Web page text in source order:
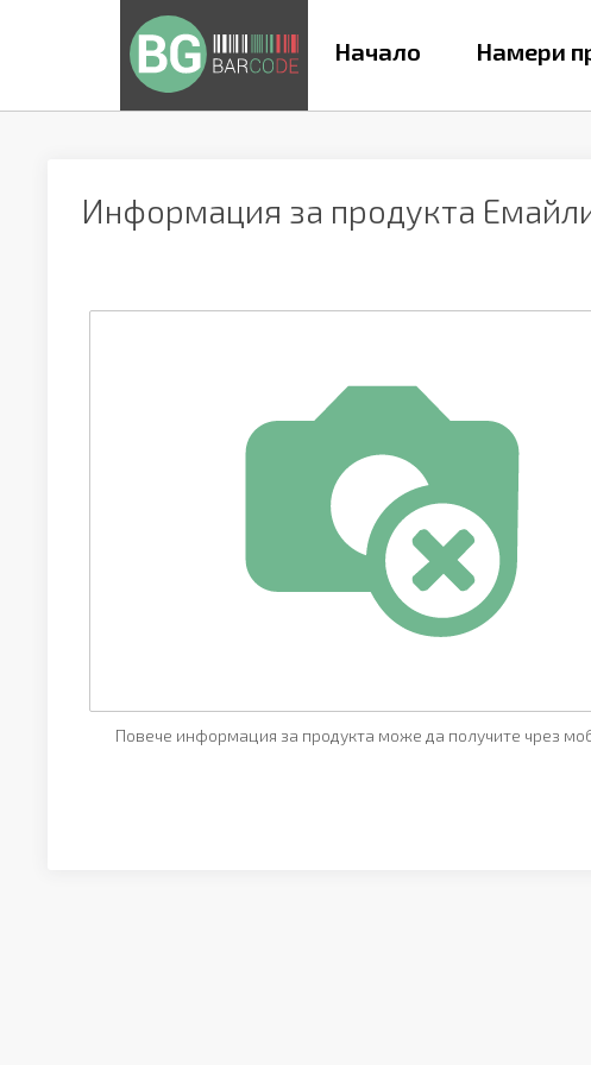
Начало Намери
Информация за продукта
Повече информация за продукта може да получите чрез